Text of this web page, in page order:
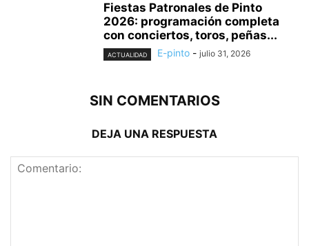
Fiestas Patronales de Pinto
2026: programación completa
con conciertos, toros, peñas...
ACTUALIDAD E-pinto - julio 31, 2026
SIN COMENTARIOS
DEJA UNA RESPUESTA